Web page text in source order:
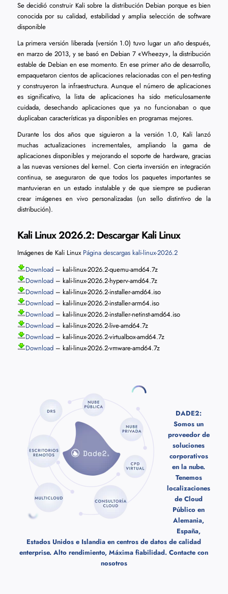
Se decidió construir Kali sobre la distribución Debian porque es bien
conocida por su calidad, estabilidad y amplia selección de software
disponible
La primera versión liberada (versión 1.0) tuvo lugar un año después,
en marzo de 2013, y se basó en Debian 7 «Wheezy», la distribución
estable de Debian en ese momento. En ese primer año de desarrollo,
empaquetaron cientos de aplicaciones relacionadas con el pen-testing
y construyeron la infraestructura. Aunque el número de aplicaciones
es significativo, la lista de aplicaciones ha sido meticulosamente
cuidada, desechando aplicaciones que ya no funcionaban o que
duplicaban características ya disponibles en programas mejores.
Durante los dos años que siguieron a la versión 1.0, Kali lanzó
muchas actualizaciones incrementales, ampliando la gama de
aplicaciones disponibles y mejorando el soporte de hardware, gracias
a las nuevas versiones del kernel. Con cierta inversión en integración
continua, se aseguraron de que todos los paquetes importantes se
mantuvieran en un estado instalable y de que siempre se pudieran
crear imágenes en vivo personalizadas (un sello distintivo de la
distribución).
Kali Linux 2026.2: Descargar Kali Linux
Imágenes de Kali Linux Página descargas kali-linux-2026.2
Download– kali-linux-2026.2-quemu-amd64.7z
Download– kali-linux-2026.2-hyperv-amd64.7z
Download– kali-linux-2026.2-installer-amd64.iso
Download– kali-linux-2026.2-installer-arm64.iso
Download– kali-linux-2026.2-installer-netinst-amd64.iso
Download– kali-linux-2026.2-live-amd64.7z
Download– kali-linux-2026.2-virtualbox-amd64.7z
Download– kali-linux-2026.2-vmware-amd64.7z
DADE2:
Somos un
proveedor de
soluciones
corporativos
en la nube.
Tenemos
localizaciones
de Cloud
Público en
Alemania,
España,
Estados Unidos e Islandia en centros de datos de calidad
enterprise. Alto rendimiento, Máxima fiabilidad.Contacte con
nosotros